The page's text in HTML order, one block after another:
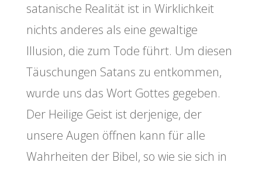
satanische Realität ist in Wirklichkeit
nichts anderes als eine gewaltige
Illusion, die zum Tode führt. Um diesen
Täuschungen Satans zu entkommen,
wurde uns das Wort Gottes gegeben.
Der Heilige Geist ist derjenige, der
unsere Augen öffnen kann für alle
Wahrheiten der Bibel, so wie sie sich in